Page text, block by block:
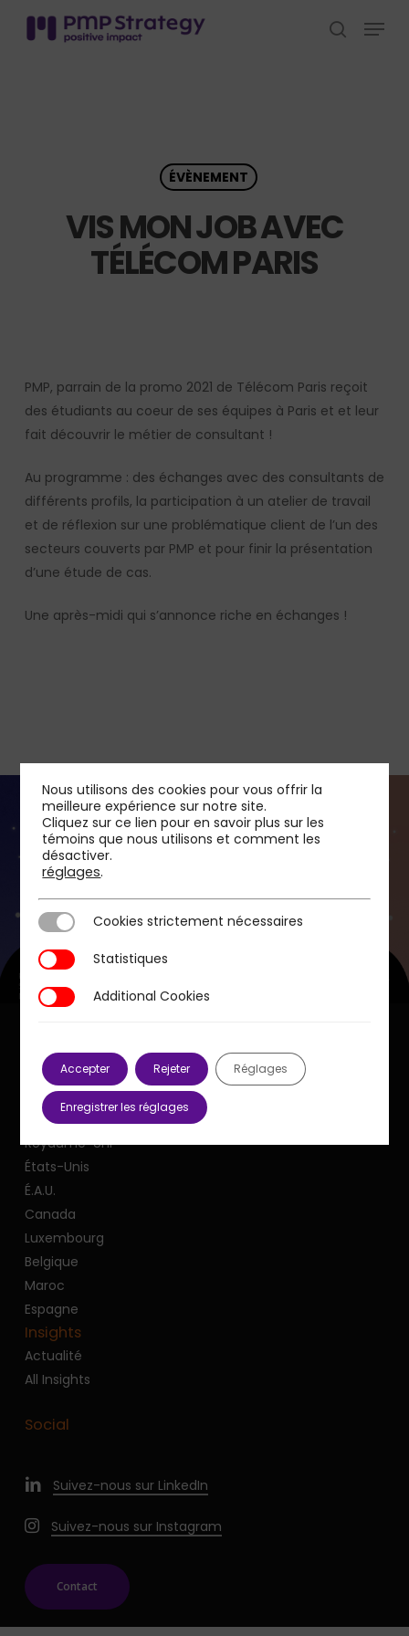
search
Menu
ÉVÈNEMENT
VIS MON JOB AVEC
TÉLÉCOM PARIS
PMP, parrain de la promo 2021 de Télécom Paris reçoit
des étudiants au coeur de ses équipes à Paris et et leur
fait découvrir le métier de consultant !
Au programme : des échanges avec des consultants de
différents profils, la participation à un atelier de travail
et de réflexion sur une problématique client de l’un des
secteurs couverts par PMP et pour finir la présentation
d’une étude de cas.
Une après-midi qui s’annonce riche en échanges !
[Livre blanc] Regards de dirigeants sur la
Nos bureaux
France
Royaume-Uni
États-Unis
É.A.U.
Canada
Luxembourg
Belgique
Maroc
Espagne
Insights
Actualité
All Insights
Social
Suivez-nous sur LinkedIn
Suivez-nous sur Instagram
Contact
Nous utilisons des cookies pour vous offrir la
meilleure expérience sur notre site.
Cliquez sur ce lien pour en savoir plus sur les
témoins que nous utilisons et comment les
désactiver.
réglages.
Cookies strictement nécessaires
Cookies strictement nécessaires
StatistiquesStatistiques
Additional Cookies
Additional Cookies
Accepter Rejeter Réglages
Enregistrer les réglages